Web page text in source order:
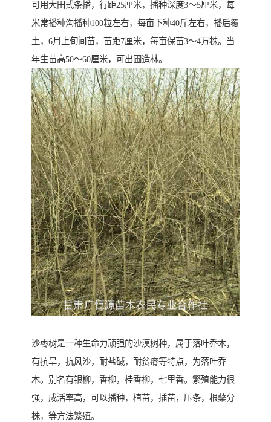
可用大田式条播，行距25厘米，播种深度3～5厘米，每
米常播种沟播种100粒左右，每亩下种40斤左右，播后覆
土，6月上旬间苗，苗距7厘米，每亩保苗3～4万株。当
年生苗高50～60厘米，可出圃造林。
沙枣树是一种生命力顽强的沙漠树种，属于落叶乔木，
有抗旱，抗风沙，耐盐碱，耐贫瘠等特点，为落叶乔
木。别名有银柳，香柳，桂香柳，七里香。繁殖能力很
强，成活率高，可以播种，植苗，插苗，压条，根蘖分
株，等方法繁殖。